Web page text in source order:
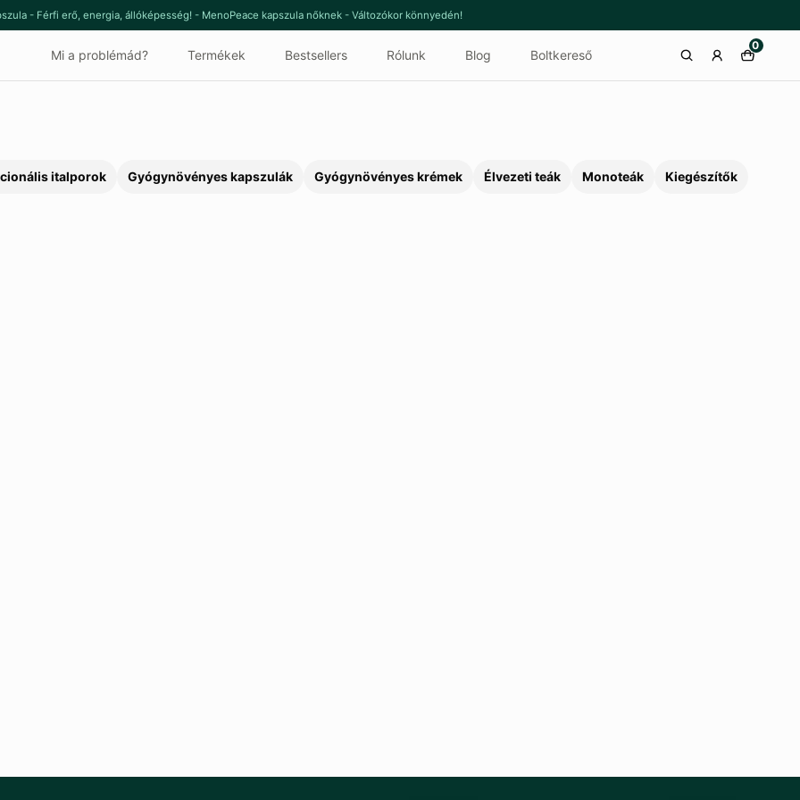
- Férfi erő, energia, állóképesség! - MenoPeace kapszula nőknek - Változókor könnyedén!
Mi a problémád? Termékek Bestsellers Rólunk Blog Boltkereső
0
italporok Gyógynövényes kapszulák Gyógynövényes krémek Élvezeti teák Monoteák Kiegészítők